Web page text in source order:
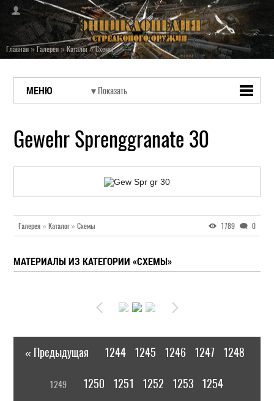
Главная»Галерея»Каталог»Схемы
МЕНЮ
Gewehr Sprenggranate 30
Галерея » Каталог» Схемы 1789 0
МАТЕРИАЛЫ ИЗ КАТЕГОРИИ «СХЕМЫ»
« Предыдущая 1244 1245 1246 1247 1248
1249 1250 1251 1252 1253 1254